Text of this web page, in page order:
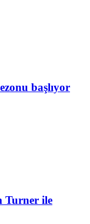
başlıyor
Turner ile